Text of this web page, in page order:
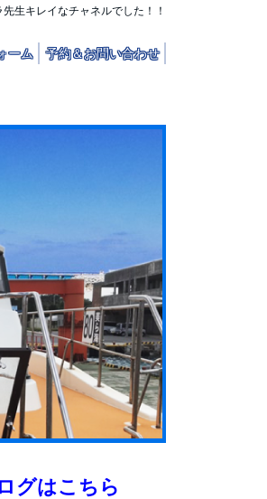
生キレイなチャネルでした！！
ーム 予約＆お問い合わせ
グはこちら